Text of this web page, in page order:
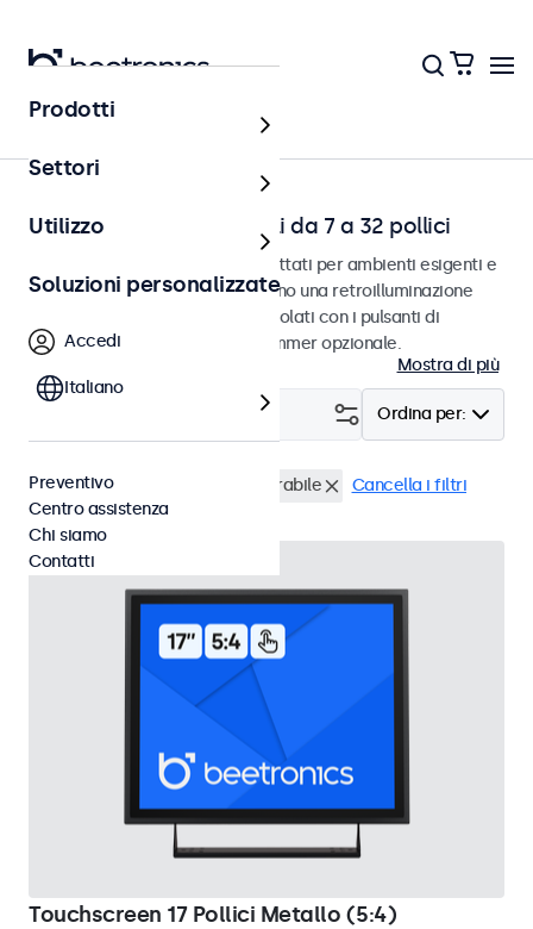
Touchscreen
Touchscreen dimmerabili da 7 a 32 pollici
Touchscreen dimmerabili progettati per ambienti esigenti e
uso continuo. I touchscreen hanno una retroilluminazione
regolabile e possono essere regolati con i pulsanti di
controllo, il telecomando o il dimmer opzionale.
Mostra di più
Ordina per:
Touchscreen 17 pollici Dimmerabile Cancella i filtri
Touchscreen 17 Pollici Metallo (5:4)
Prodotti
Settori
Utilizzo
Soluzioni personalizzate
Accedi
Italiano
Preventivo
Centro assistenza
Chi siamo
Contatti